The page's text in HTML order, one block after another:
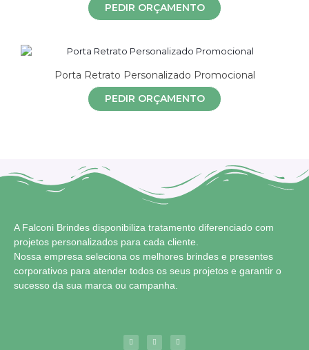
PEDIR ORÇAMENTO
Porta Retrato Personalizado Promocional
PEDIR ORÇAMENTO
A Falconi Brindes disponibiliza tratamento diferenciado com
projetos personalizados para cada cliente.
Nossa empresa seleciona os melhores brindes e presentes
corporativos para atender todos os seus projetos e garantir o
sucesso da sua marca ou campanha.